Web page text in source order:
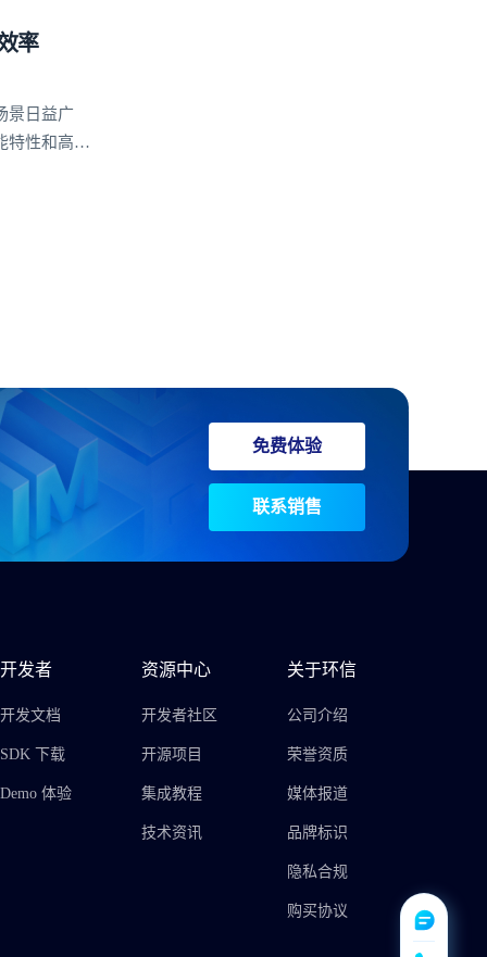
率
景日益广
特性和高度
免费体验
联系销售
开发者
开发文档
SDK 下载
Demo 体验
资源中心
开发者社区
开源项目
集成教程
技术资讯
关于环信
公司介绍
荣誉资质
媒体报道
品牌标识
隐私合规
购买协议